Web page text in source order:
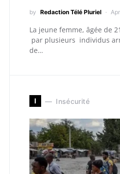
by Redaction Télé Pluriel
La jeune femme, âgée de
par plusieurs individus
de…
I Insécurité